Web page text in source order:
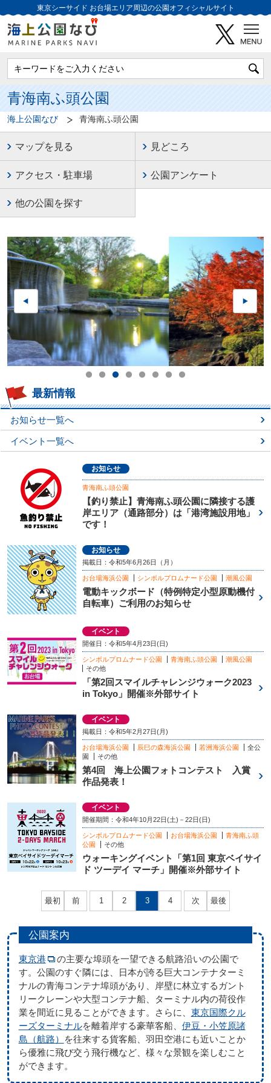
東京シーサイド お台場エリア周辺の公園オフィシャルサイト
青海南ふ頭公園
海上公園なび 青海南ふ頭公園
マップを見る 見どころ
アクセス・駐車場 公園アンケート
他の公園を探す
最新情報
お知らせ一覧へ
イベント一覧へ
お知らせ
青海南ふ頭公園
【釣り禁止】青海南ふ頭公園に隣接する護
岸エリア（通路部分）は「港湾施設用地」
です！
お知らせ
掲載日：令和5年6月26日（月）
お台場海浜公園 シンボルプロムナード公園 潮風公園
電動キックボード（特例特定小型原動機付
自転車）ご利用のお知らせ
イベント
開催日：令和5年4月23日(日)
シンボルプロムナード公園 青海南ふ頭公園
潮風公園
その他
「第2回スマイルチャレンジウォーク2023
in Tokyo」開催※外部サイト
イベント
掲載日：令和5年2月27日(月)
お台場海浜公園 辰巳の森海浜公園 若洲海浜公園
全公
園
その他
第4回 海上公園フォトコンテスト 入賞
作品発表！
イベント
開催期間：令和4年10月22日(土)－22日(日)
シンボルプロムナード公園 お台場海浜公園
青海南ふ頭
公園
その他
ウォーキングイベント「第1回 東京ベイサイ
ド ツーデイ マーチ」開催※外部サイト
最初 前 1 2 3 4 次 最後
公園案内
東京港
の主要な埠頭を一望できる航路沿いの公園で
す。公園のすぐ隣には、日本が誇る巨大コンテナターミ
ナルの青海コンテナ埠頭があり、岸壁に林立するガント
リークレーンや大型コンテナ船、ターミナル内の荷役作
業を間近に見ることができます。さらに、 東京国際クル
ーズターミナルを離着岸する豪華客船、 伊豆・小笠原諸
島（航路）
を往来する貨客船、羽田空港にも近いことか
ら優雅に飛び交う飛行機など、様々な景観を楽しむこと
ができます。